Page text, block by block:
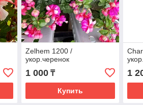
Zelhem 1200 /
укор.черенок
1 000₸
Купить
1